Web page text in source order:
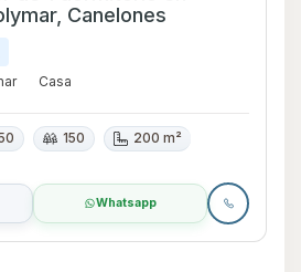
Canelones
Casa
150 200 m²
Whatsapp